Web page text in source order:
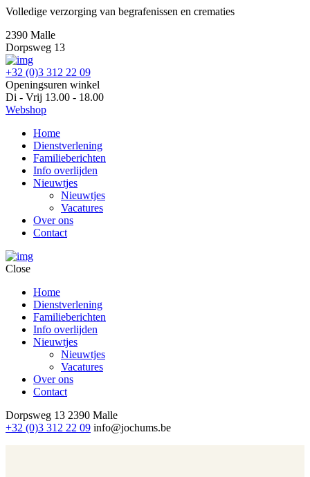
Volledige verzorging van begrafenissen en crematies
2390 Malle
Dorpsweg 13
+32 (0)3 312 22 09
Openingsuren winkel
Di - Vrij 13.00 - 18.00
Webshop
Home
Dienstverlening
Familieberichten
Info overlijden
Nieuwtjes
Nieuwtjes
Vacatures
Over ons
Contact
Close
Home
Dienstverlening
Familieberichten
Info overlijden
Nieuwtjes
Nieuwtjes
Vacatures
Over ons
Contact
Dorpsweg 13 2390 Malle
+32 (0)3 312 22 09 info@jochums.be